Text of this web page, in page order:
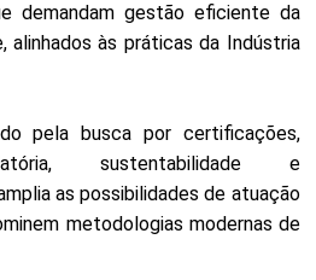
demandam gestão eficiente da
alinhados às práticas da Indústria
pela busca por certificações,
sustentabilidade e
as possibilidades de atuação
metodologias modernas de